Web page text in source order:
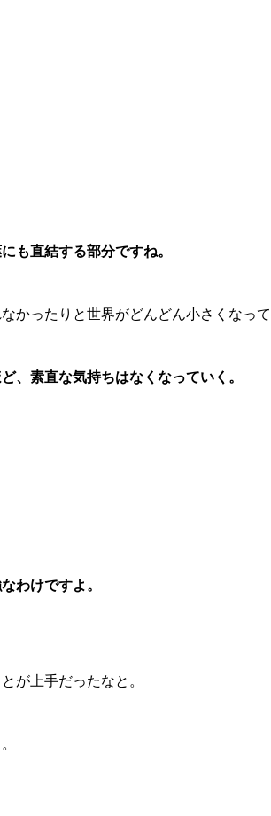
も直結する部分ですね。
かったりと世界がどんどん小さくなっ
、素直な気持ちはなくなっていく。
わけですよ。
が上手だったなと。